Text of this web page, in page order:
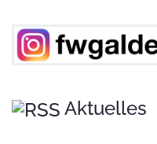
Aktuelles